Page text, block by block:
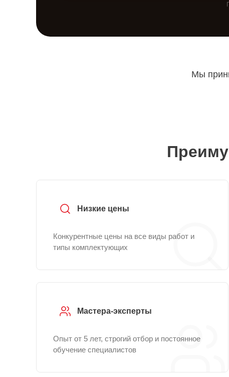
Мы
Низкие цены
Конкурентные цены на все виды работ и
типы комплектующих
Мастера-эксперты
Опыт от 5 лет, строгий отбор и постоянное
обучение специалистов